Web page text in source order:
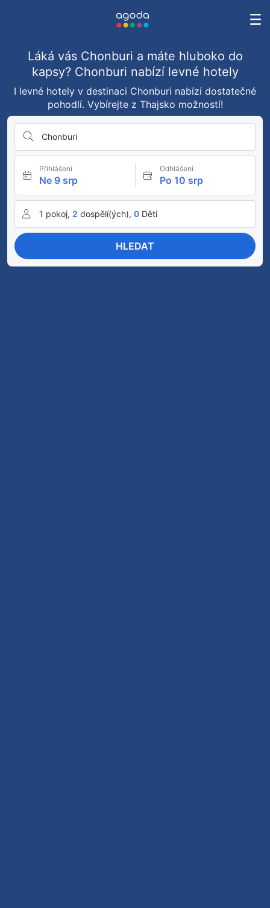
Láká vás Chonburi a máte hluboko do
kapsy? Chonburi nabízí levné hotely
I levné hotely v destinaci Chonburi nabízí dostatečné
pohodlí. Vybírejte z Thajsko možností!
Chonburi
Přihlášení
Ne 9 srp
Odhlášení
Po 10 srp
1 pokoj, 2 dospělí(ých), 0 Děti
HLEDAT